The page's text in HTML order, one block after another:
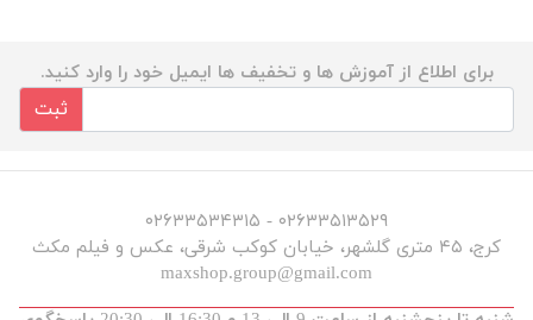
برای اطلاع از آموزش ها و تخفیف ها ایمیل خود را وارد کنید.
ثبت
۰۲۶۳۳۵۱۳۵۲۹ - ۰۲۶۳۳۵۳۴۳۱۵
کرج، ۴۵ متری گلشهر، خیابان کوکب شرقی، عکس و فیلم مکث
maxshop.group@gmail.com